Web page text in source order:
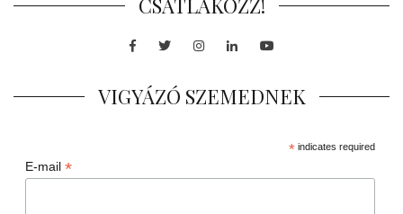
Facebook
TwitterInstagram
LinkedInYoutube
VIGYÁZÓ SZEMEDNEK
*indicates required
E-mail *